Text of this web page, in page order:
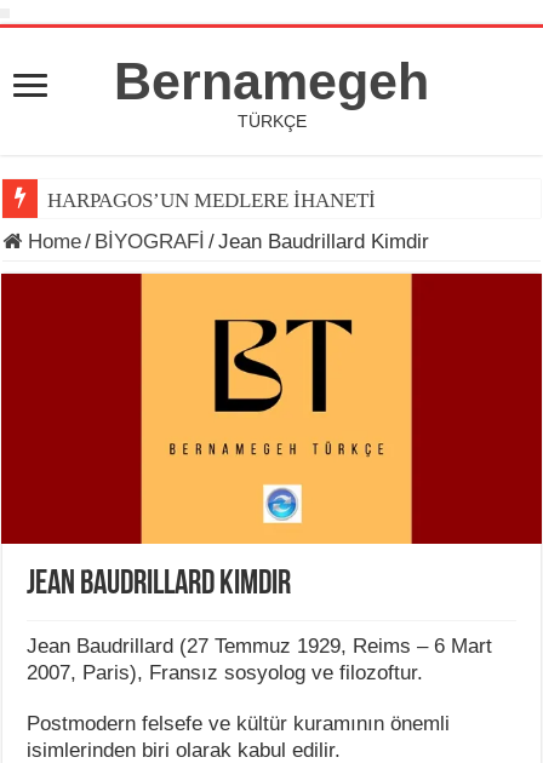
Bernamegeh
TÜRKÇE
HARPAGOS’UN MEDLERE İHANETİ
Home/ BİYOGRAFİ /Jean Baudrillard Kimdir
Jean Baudrillard Kimdir
Jean Baudrillard (27 Temmuz 1929, Reims – 6 Mart
2007, Paris), Fransız sosyolog ve filozoftur.
Postmodern felsefe ve kültür kuramının önemli
isimlerinden biri olarak kabul edilir.